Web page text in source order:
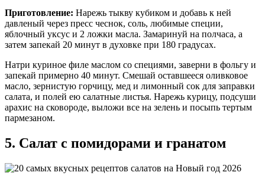
Приготовление: Нарежь тыкву кубиком и добавь к ней
давленый через пресс чеснок, соль, любимые специи,
яблочный уксус и 2 ложки масла. Замаринуй на полчаса, а
затем запекай 20 минут в духовке при 180 градусах.
Натри куриное филе маслом со специями, заверни в фольгу и
запекай примерно 40 минут. Смешай оставшееся оливковое
масло, зернистую горчицу, мед и лимонный сок для заправки
салата, и полей ею салатные листья. Нарежь курицу, подсуши
арахис на сковороде, выложи все на зелень и посыпь тертым
пармезаном.
5. Салат с помидорами и гранатом